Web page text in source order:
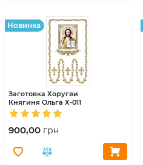
Hовинка
Заготовка Хоругви
Княгиня Ольга Х-011
900,00 грн